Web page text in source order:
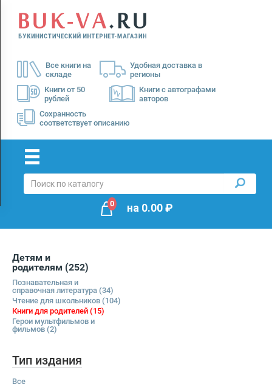
Все книги на
складе
Удобная доставка в
регионы
Книги от 50
рублей
Книги с автографами
авторов
Сохранность
соответствует описанию
Menu
Доставка
Оплата
0 на 0.00₽
Детям и
родителям (252)
Познавательная и
справочная литература (34)
Чтение для школьников (104)
Книги для родителей (15)
Герои мультфильмов и
фильмов (2)
Тип издания
Все